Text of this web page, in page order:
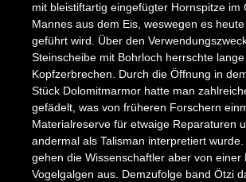
mit bleistiftartig eingefügter Hornspitze im
Mannes aus dem Eis, weswegen es
geführt wird. Über den
Steinscheibe mit Bohrloch herrschte lange
Kopfzerbrechen. Durch die Öffnung in
Stück Dolomitmarmor hatte man
gefädelt, was von früheren Forschern
Materialreserve für etwaige Reparaturen
andermal als Talisman interpretiert
gehen die Wissenschaftler aber von einer
Vogelgalgen aus. Demzufolge band Ötzi